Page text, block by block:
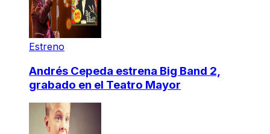
Estreno
Andrés Cepeda estrena Big Band 2,
grabado en el Teatro Mayor